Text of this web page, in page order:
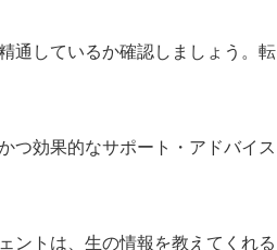
通しているか確認しましょう。転
つ効果的なサポート・アドバイス
ントは、生の情報を教えてくれる